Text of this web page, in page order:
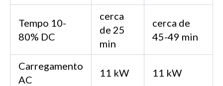
Tempo 10-
80% DC
cerca
de 25
min
cerca de
45-49 min
Carregamento
AC
11 kW 11 kW